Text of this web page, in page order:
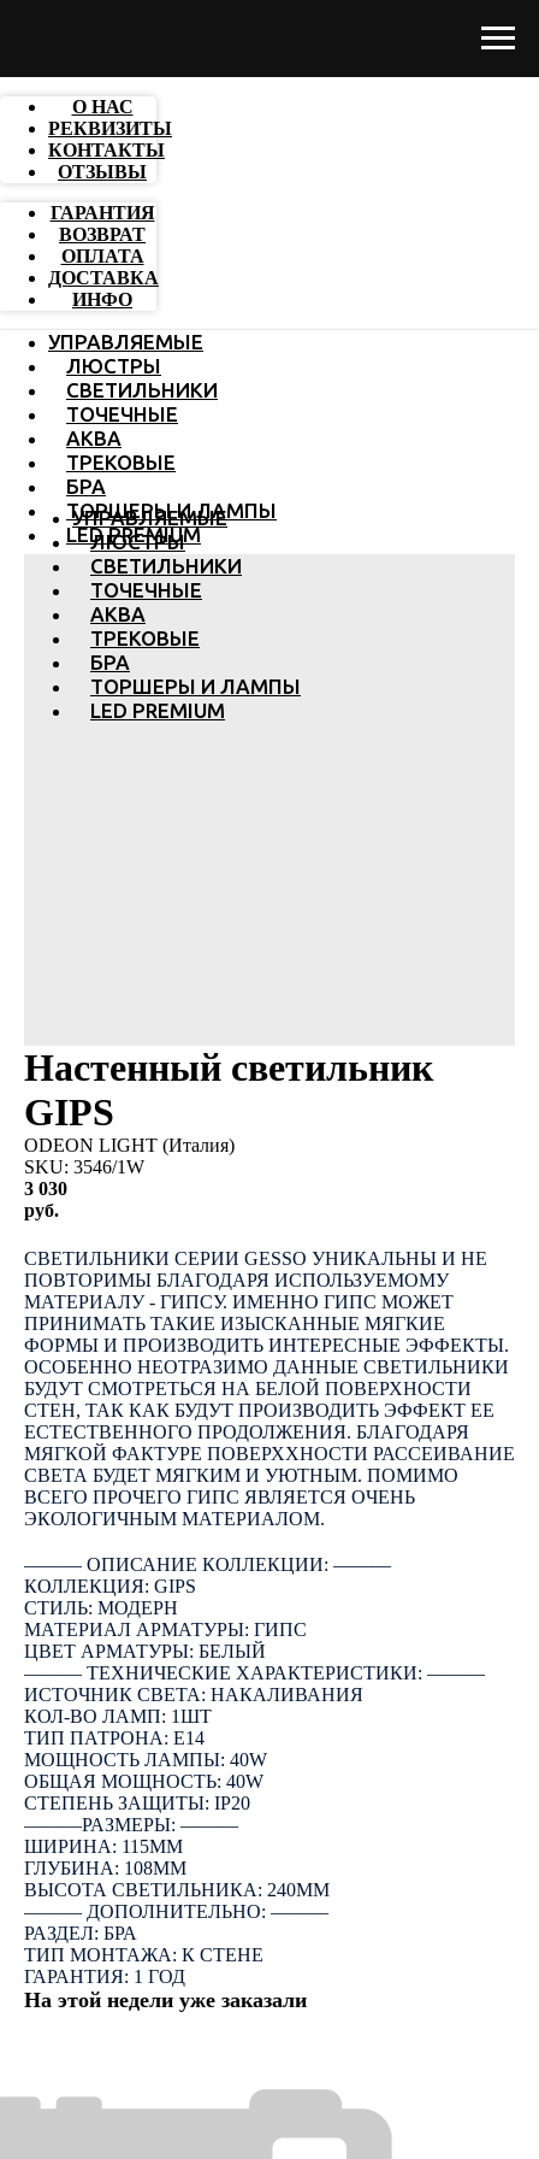
О НАС
РЕКВИЗИТЫ
КОНТАКТЫ
ОТЗЫВЫ
ГАРАНТИЯ
ВОЗВРАТ
ОПЛАТА
ДОСТАВКА
ИНФО
УПРАВЛЯЕМЫЕ
ЛЮСТРЫ
СВЕТИЛЬНИКИ
ТОЧЕЧНЫЕ
АКВА
ТРЕКОВЫЕ
БРА
ТОРШЕРЫ И ЛАМПЫ
LED PREMIUM
УПРАВЛЯЕМЫЕ
ЛЮСТРЫ
СВЕТИЛЬНИКИ
ТОЧЕЧНЫЕ
АКВА
ТРЕКОВЫЕ
БРА
ТОРШЕРЫ И ЛАМПЫ
LED PREMIUM
Настенный светильник
GIPS
ODEON LIGHT (Италия)
SKU: 3546/1W
3 030
руб.
СВЕТИЛЬНИКИ СЕРИИ GESSO УНИКАЛЬНЫ И НЕ
ПОВТОРИМЫ БЛАГОДАРЯ ИСПОЛЬЗУЕМОМУ
МАТЕРИАЛУ - ГИПСУ. ИМЕННО ГИПС МОЖЕТ
ПРИНИМАТЬ ТАКИЕ ИЗЫСКАННЫЕ МЯГКИЕ
ФОРМЫ И ПРОИЗВОДИТЬ ИНТЕРЕСНЫЕ ЭФФЕКТЫ.
ОСОБЕННО НЕОТРАЗИМО ДАННЫЕ СВЕТИЛЬНИКИ
БУДУТ СМОТРЕТЬСЯ НА БЕЛОЙ ПОВЕРХНОСТИ
СТЕН, ТАК КАК БУДУТ ПРОИЗВОДИТЬ ЭФФЕКТ ЕЕ
ЕСТЕСТВЕННОГО ПРОДОЛЖЕНИЯ. БЛАГОДАРЯ
МЯГКОЙ ФАКТУРЕ ПОВЕРХХНОСТИ РАССЕИВАНИЕ
СВЕТА БУДЕТ МЯГКИМ И УЮТНЫМ. ПОМИМО
ВСЕГО ПРОЧЕГО ГИПС ЯВЛЯЕТСЯ ОЧЕНЬ
ЭКОЛОГИЧНЫМ МАТЕРИАЛОМ.
――― ОПИСАНИЕ КОЛЛЕКЦИИ: ―――
КОЛЛЕКЦИЯ: GIPS
СТИЛЬ: МОДЕРН
МАТЕРИАЛ АРМАТУРЫ: ГИПС
ЦВЕТ АРМАТУРЫ: БЕЛЫЙ
――― ТЕХНИЧЕСКИЕ ХАРАКТЕРИСТИКИ: ―――
ИСТОЧНИК СВЕТА: НАКАЛИВАНИЯ
КОЛ-ВО ЛАМП: 1ШТ
ТИП ПАТРОНА: E14
МОЩНОСТЬ ЛАМПЫ: 40W
ОБЩАЯ МОЩНОСТЬ: 40W
СТЕПЕНЬ ЗАЩИТЫ: IP20
―――РАЗМЕРЫ: ―――
ШИРИНА: 115ММ
ГЛУБИНА: 108ММ
ВЫСОТА СВЕТИЛЬНИКА: 240ММ
――― ДОПОЛНИТЕЛЬНО: ―――
РАЗДЕЛ: БРА
ТИП МОНТАЖА: К СТЕНЕ
ГАРАНТИЯ: 1 ГОД
На этой недели уже заказали